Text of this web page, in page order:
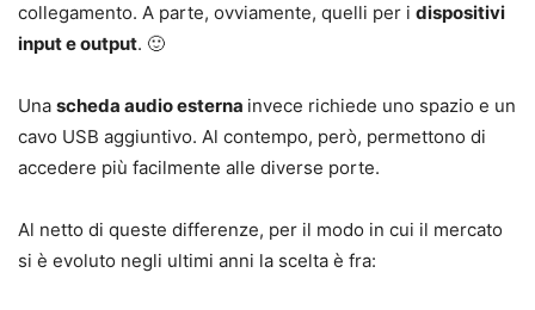
collegamento. A parte, ovviamente, quelli per i dispositivi
input e output. 🙂
Una scheda audio esterna invece richiede uno spazio e un
cavo USB aggiuntivo. Al contempo, però, permettono di
accedere più facilmente alle diverse porte.
Al netto di queste differenze, per il modo in cui il mercato
si è evoluto negli ultimi anni la scelta è fra: